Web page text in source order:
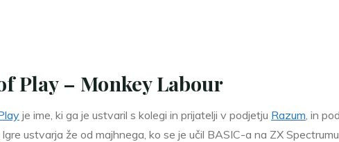
Play – Monkey Labour
je ime, ki ga je ustvaril s kolegi in prijatelji v podjetju Razum , in
Igre ustvarja že od majhnega, ko se je učil BASIC-a na ZX